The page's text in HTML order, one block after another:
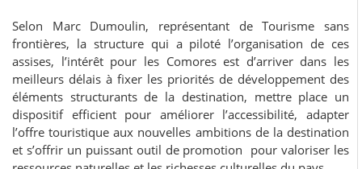
Selon Marc Dumoulin, représentant de Tourisme sans
frontières, la structure qui a piloté l’organisation de ces
assises, l’intérêt pour les Comores est d’arriver dans les
meilleurs délais à fixer les priorités de développement des
éléments structurants de la destination, mettre place un
dispositif efficient pour améliorer l’accessibilité, adapter
l’offre touristique aux nouvelles ambitions de la destination
et s’offrir un puissant outil de promotion pour valoriser les